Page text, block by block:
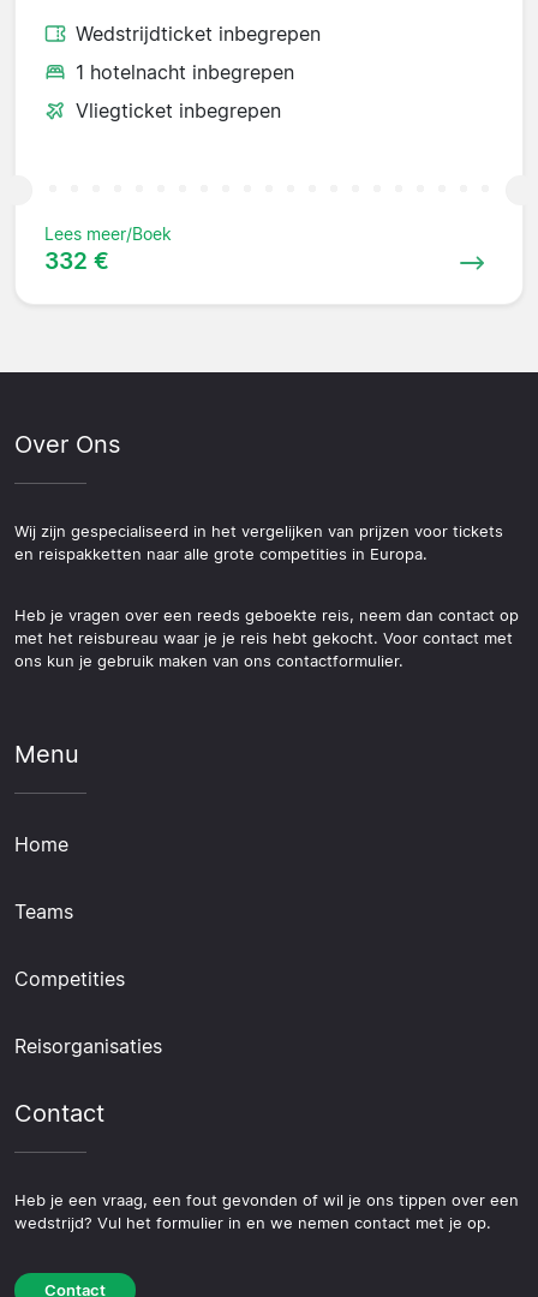
Wedstrijdticket inbegrepen
1 hotelnacht inbegrepen
Vliegticket inbegrepen
Lees meer/Boek
332 €
Over Ons
Wij zijn gespecialiseerd in het vergelijken van prijzen voor tickets
en reispakketten naar alle grote competities in Europa.
Heb je vragen over een reeds geboekte reis, neem dan contact op
met het reisbureau waar je je reis hebt gekocht. Voor contact met
ons kun je gebruik maken van ons contactformulier.
Menu
Home
Teams
Competities
Reisorganisaties
Contact
Heb je een vraag, een fout gevonden of wil je ons tippen over een
wedstrijd? Vul het formulier in en we nemen contact met je op.
Contact